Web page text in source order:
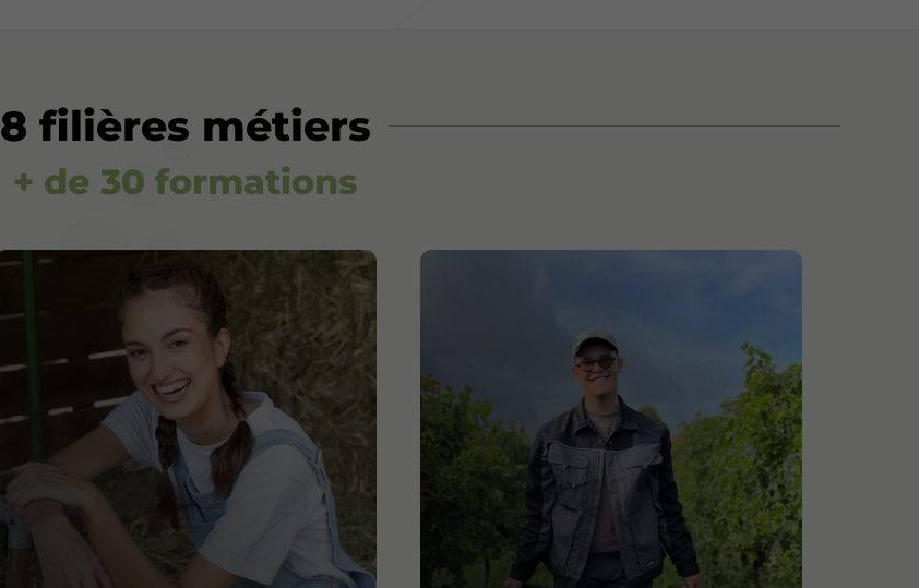
8 filières métiers
+ de 30 formations